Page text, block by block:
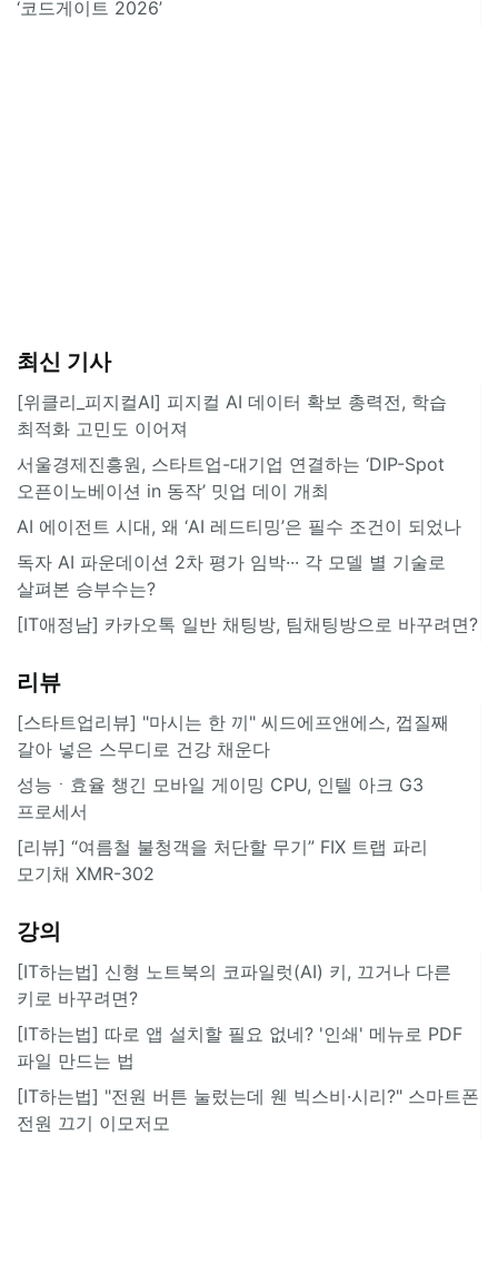
‘코드게이트 2026’
최신 기사
[위클리_피지컬AI] 피지컬 AI 데이터 확보 총력전, 학습
최적화 고민도 이어져
서울경제진흥원, 스타트업-대기업 연결하는 ‘DIP-Spot
오픈이노베이션 in 동작’ 밋업 데이 개최
AI 에이전트 시대, 왜 ‘AI 레드티밍’은 필수 조건이 되었나
독자 AI 파운데이션 2차 평가 임박··· 각 모델 별 기술로
살펴본 승부수는?
[IT애정남] 카카오톡 일반 채팅방, 팀채팅방으로 바꾸려면?
리뷰
[스타트업리뷰] "마시는 한 끼" 씨드에프앤에스, 껍질째
갈아 넣은 스무디로 건강 채운다
성능ㆍ효율 챙긴 모바일 게이밍 CPU, 인텔 아크 G3
프로세서
[리뷰] “여름철 불청객을 처단할 무기” FIX 트랩 파리
모기채 XMR-302
강의
[IT하는법] 신형 노트북의 코파일럿(AI) 키, 끄거나 다른
키로 바꾸려면?
[IT하는법] 따로 앱 설치할 필요 없네? '인쇄' 메뉴로 PDF
파일 만드는 법
[IT하는법] "전원 버튼 눌렀는데 웬 빅스비·시리?" 스마트폰
전원 끄기 이모저모